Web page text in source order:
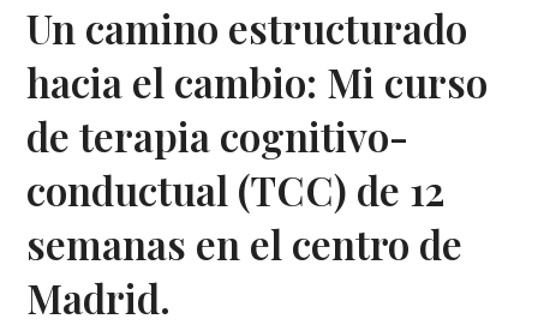
Un camino estructurado
hacia el cambio: Mi curso
de terapia cognitivo-
conductual (TCC) de 12
semanas en el centro de
Madrid.